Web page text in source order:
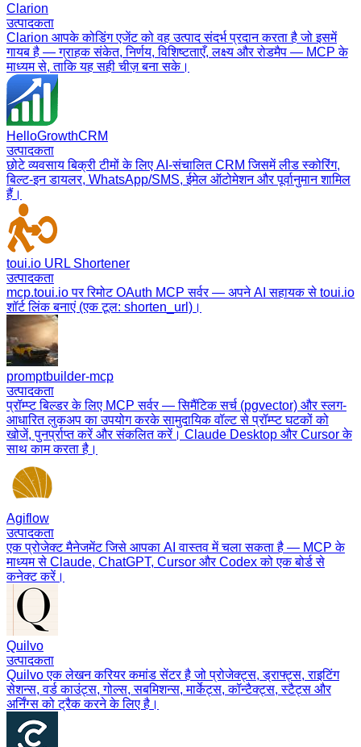
Clarion
उत्पादकता
Clarion आपके कोडिंग एजेंट को वह उत्पाद संदर्भ प्रदान करता है जो इसमें
गायब है — ग्राहक संकेत, निर्णय, विशिष्टताएँ, लक्ष्य और रोडमैप — MCP के
माध्यम से, ताकि यह सही चीज़ बना सके।
HelloGrowthCRM
उत्पादकता
छोटे व्यवसाय बिक्री टीमों के लिए AI-संचालित CRM जिसमें लीड स्कोरिंग,
बिल्ट-इन डायलर, WhatsApp/SMS, ईमेल ऑटोमेशन और पूर्वानुमान शामिल
हैं।
toui.io URL Shortener
उत्पादकता
mcp.toui.io पर रिमोट OAuth MCP सर्वर — अपने AI सहायक से toui.io
शॉर्ट लिंक बनाएं (एक टूल: shorten_url)।
promptbuilder-mcp
उत्पादकता
प्रॉम्प्ट बिल्डर के लिए MCP सर्वर — सिमैंटिक सर्च (pgvector) और स्लग-
आधारित लुकअप का उपयोग करके सामुदायिक वॉल्ट से प्रॉम्प्ट घटकों को
खोजें, पुनर्प्राप्त करें और संकलित करें। Claude Desktop और Cursor के
साथ काम करता है।
Agiflow
उत्पादकता
एक प्रोजेक्ट मैनेजमेंट जिसे आपका AI वास्तव में चला सकता है — MCP के
माध्यम से Claude, ChatGPT, Cursor और Codex को एक बोर्ड से
कनेक्ट करें।
Quilvo
उत्पादकता
Quilvo एक लेखन करियर कमांड सेंटर है जो प्रोजेक्ट्स, ड्राफ्ट्स, राइटिंग
सेशन्स, वर्ड काउंट्स, गोल्स, सबमिशन्स, मार्केट्स, कॉन्टैक्ट्स, स्टैट्स और
अर्निंग्स को ट्रैक करने के लिए है।